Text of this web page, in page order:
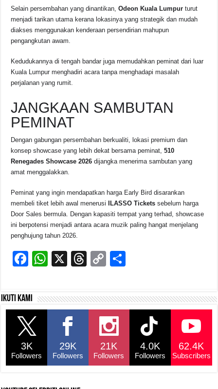
Selain persembahan yang dinantikan,Odeon Kuala Lumpur turut
menjadi tarikan utama kerana lokasinya yang strategik dan mudah
diakses menggunakan kenderaan persendirian mahupun
pengangkutan awam.
Kedudukannya di tengah bandar juga memudahkan peminat dari luar
Kuala Lumpur menghadiri acara tanpa menghadapi masalah
perjalanan yang rumit.
JANGKAAN SAMBUTAN
PEMINAT
Dengan gabungan persembahan berkualiti, lokasi premium dan
konsep showcase yang lebih dekat bersama peminat,510
Renegades Showcase 2026 dijangka menerima sambutan yang
amat menggalakkan.
Peminat yang ingin mendapatkan harga Early Bird disarankan
membeli tiket lebih awal menerusi
ILASSO Tickets sebelum harga
Door Sales bermula. Dengan kapasiti tempat yang terhad, showcase
ini berpotensi menjadi antara acara muzik paling hangat menjelang
penghujung tahun 2026.
F
c
e
b
o
o
k
W
s
p
X
T
a
C
y
Li
n
k
e
Ikuti kami
3K
Followers
29K
Followers
21K
Followers
4.0K
Followers
62.4K
Subscribers